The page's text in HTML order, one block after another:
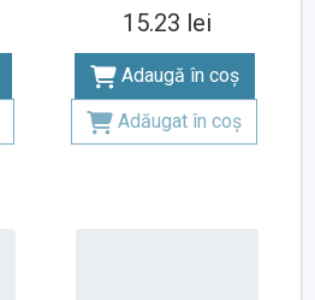
15.23 lei
Adaugă în coș
Adăugat în coș